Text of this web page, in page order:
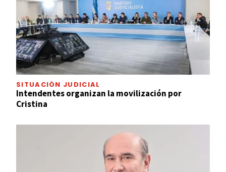
SITUACIÓN JUDICIAL
Intendentes organizan la movilización por
Cristina